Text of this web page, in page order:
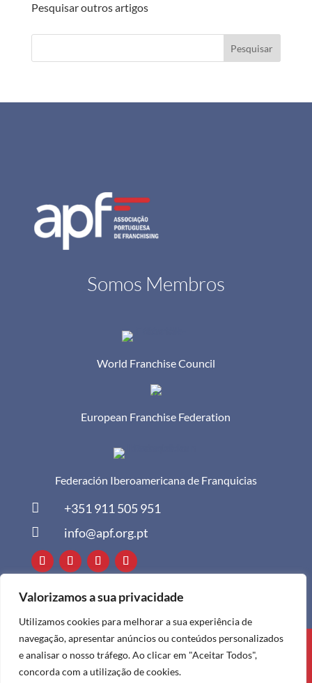
Valorizamos a sua privacidade
Utilizamos cookies para melhorar a sua experiência de
navegação, apresentar anúncios ou conteúdos personalizados
e analisar o nosso tráfego. Ao clicar em "Aceitar Todos",
concorda com a utilização de cookies.
Pesquisar outros artigos
Pesquisar
Somos Membros
World Franchise Council
European Franchise Federation
Federación Iberoamericana de Franquicias
 +351 911 505 951
 info@apf.org.pt
Todos os direitos reservados à APF ©
2024